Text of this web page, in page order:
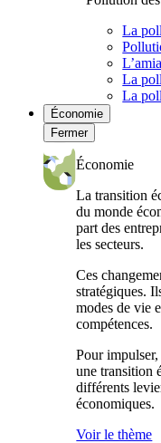
La
La
La
Économie
Fermer
Économie
La transition
du monde
part des
les secteurs.
Ces
stratégiques.
modes de vie
compétences.
Pour impulser,
une transition
différents
économiques.
Voir le thème